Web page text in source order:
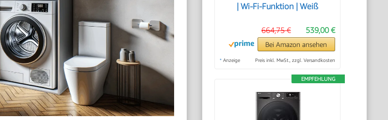
| Wi-Fi-Funktion | Weiß
539,00 €
664,75 €
Bei Amazon ansehen
* Anzeige Preis inkl. MwSt., zzgl. Versandkosten
EMPFEHLUNG